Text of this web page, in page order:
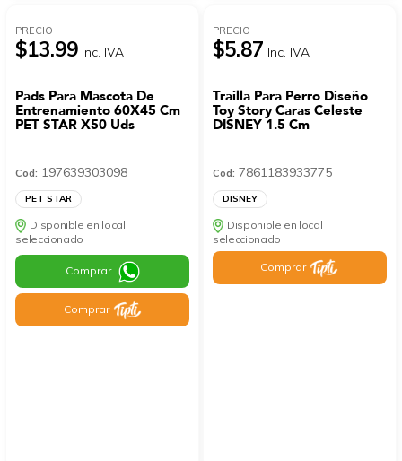
PRECIO
$13.99 Inc. IVA
Pads Para Mascota De
Entrenamiento 60X45 Cm
PET STAR X50 Uds
Cod: 197639303098
PET STAR
Disponible en local
seleccionado
Comprar
Comprar
PRECIO
$5.87 Inc. IVA
Traílla Para Perro Diseño
Toy Story Caras Celeste
DISNEY 1.5 Cm
Cod: 7861183933775
DISNEY
Disponible en local
seleccionado
Comprar